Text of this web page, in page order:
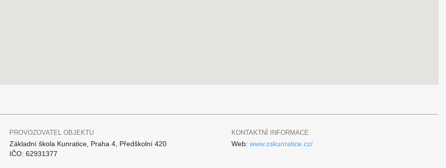
PROVOZOVATEL OBJEKTU
Základní škola Kunratice, Praha 4, Předškolní 420
IČO: 62931377
KONTAKTNÍ INFORMACE
Web: www.zskunratice.cz/